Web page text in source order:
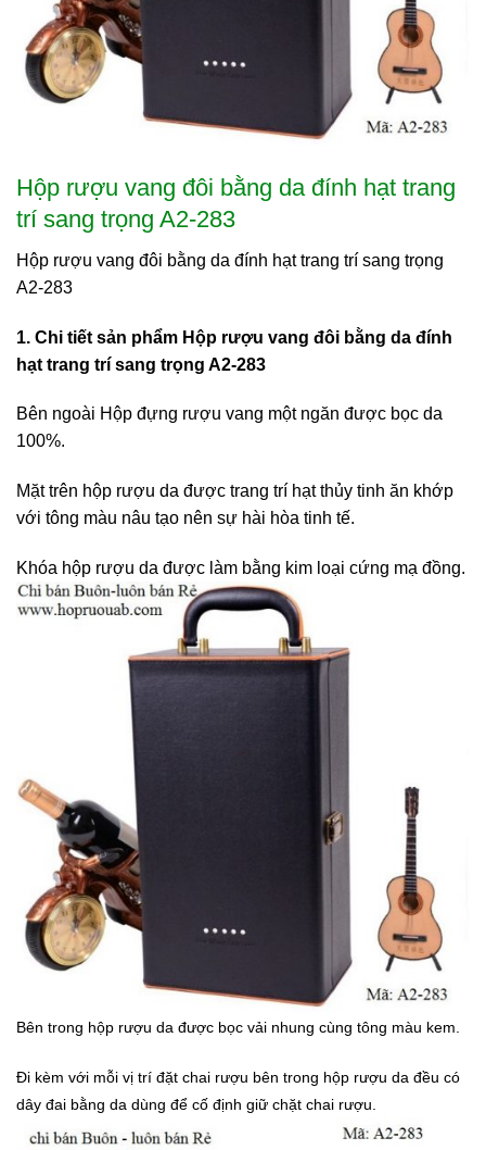
Hộp rượu vang đôi bằng da đính hạt trang
trí sang trọng A2-283
Hộp rượu vang đôi bằng da đính hạt trang trí sang trọng
A2-283
1. Chi tiết sản phẩm Hộp rượu vang đôi bằng da đính
hạt trang trí sang trọng A2-283
Bên ngoài Hộp đựng rượu vang một ngăn được bọc da
100%.
Mặt trên hộp rượu da được trang trí hạt thủy tinh ăn khớp
với tông màu nâu tạo nên sự hài hòa tinh tế.
Khóa hộp rượu da được làm bằng kim loại cứng mạ đồng.
Bên trong hộp rượu da được bọc vải nhung cùng tông màu kem.
Đi kèm với mỗi vị trí đặt chai rượu bên trong hộp rượu da đều có
dây đai bằng da dùng để cố định giữ chặt chai rượu.